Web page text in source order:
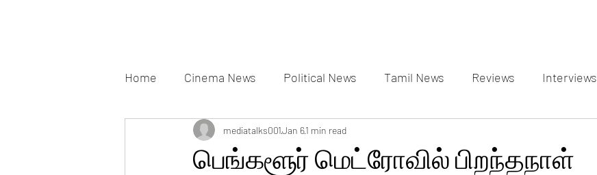
Home Cinema News Political News Tamil News Reviews Interviews
Movies Gallery Actress Gallery
பெங்களூர் மெட்ரோவில் பிறந்தநாள்
mediatalks001Jan 61 min read